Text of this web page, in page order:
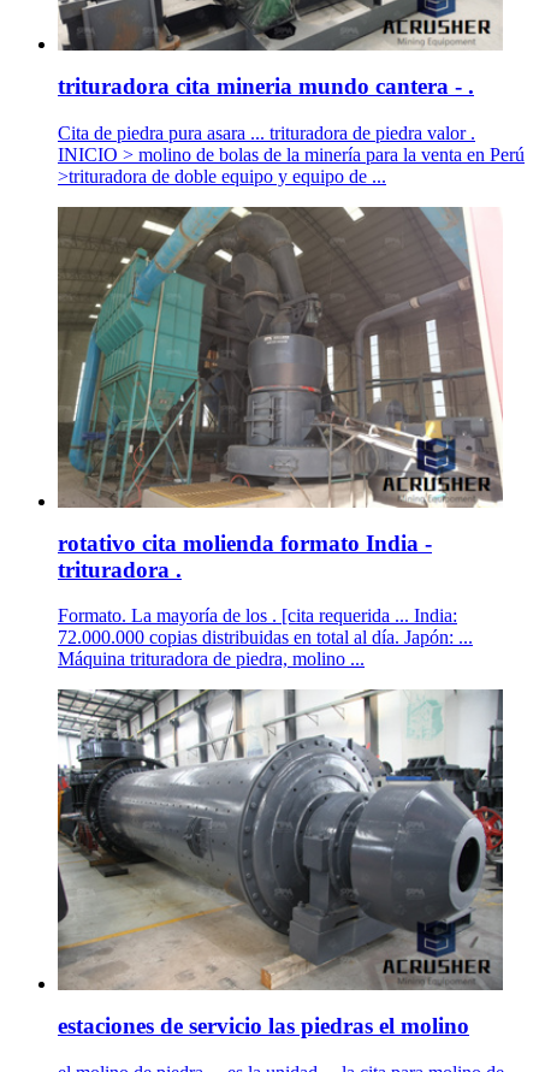
trituradora cita mineria mundo cantera - .
Cita de piedra pura asara ... trituradora de piedra valor .
INICIO > molino de bolas de la minería para la venta en Perú
>trituradora de doble equipo y equipo de ...
rotativo cita molienda formato India -
trituradora .
Formato. La mayoría de los . [cita requerida ... India:
72.000.000 copias distribuidas en total al día. Japón: ...
Máquina trituradora de piedra, molino ...
estaciones de servicio las piedras el molino